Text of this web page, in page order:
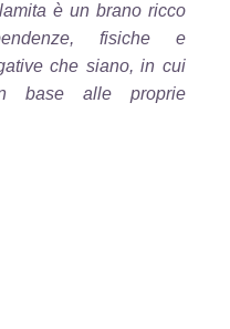
è un brano ricco
fisiche e
che siano, in cui
base alle proprie